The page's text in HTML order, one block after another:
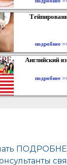
подробнее
Английский
подробнее